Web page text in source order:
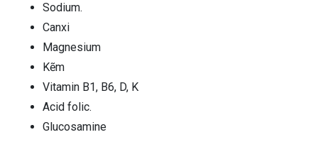
Sodium.
Canxi
Magnesium
Kẽm
Vitamin B1, B6, D, K
Acid folic.
Glucosamine